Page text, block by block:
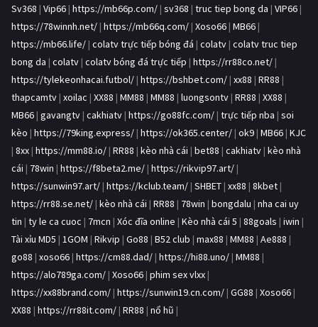
Sv368 | Vip66 | https://mb66p.com/ | sv368 | truc tiep bong da | VIP66 |
https://78winnh.net/ | https://mb66q.com/ | Xoso66 | MB66 |
https://mb66.life/ | colatv trực tiếp bóng đá | colatv | colatv truc tiep
bong da | colatv | colatv bóng đá trực tiếp | https://rr88co.net/ |
https://tylekeonhacai.futbol/ | https://bshbet.com/ | xx88 | RR88 |
thapcamtv | xoilac | XX88 | MM88 | MM88 | luongsontv | RR88 | XX88 |
MB66 | gavangtv | cakhiatv | https://go88fc.com/ | trực tiếp nba | soi
kèo | https://79king.express/ | https://ok365.center/ | ok9 | MB66 | KJC
| 8xx | https://mm88.io/ | RR88 | kèo nhà cái | bet88 | cakhiatv | kèo nhà
cái | 78win | https://f8beta2.me/ | https://rikvip97.art/ |
https://sunwin97.art/ | https://kclub.team/ | SHBET | xx88 | 8kbet |
https://rr88.se.net/ | kèo nhà cái | RR88 | 78win | bongdalu | nha cai uy
tin | ty le ca cuoc | 7mcn | Xóc đĩa online | Kèo nhà cái 5 | 88goals | iwin |
Tài xỉu MD5 | 1GOM | Rikvip | Go88 | B52 club | max88 | MM88 | Ae888 |
go88 | xoso66 | https://cm88.dad/ | https://hi88.uno/ | MM88 |
https://alo789ga.com/ | Xoso66 | phim sex vlxx |
https://xx88brand.com/ | https://sunwin19.cn.com/ | GG88 | Xoso66 |
XX88 | https://rr88it.com/ | RR88 | nổ hũ |